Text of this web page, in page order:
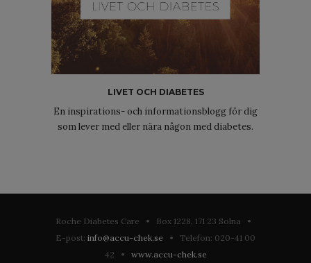
LIVET OCH DIABETES
En inspirations- och informationsblogg för dig
som lever med eller nära någon med diabetes.
Roche Diabetes Care • Box 1228, 171 23 Solna •
E-post: info@accu-chek.se • Telefon: 020-41 00
42 • www.accu-chek.se